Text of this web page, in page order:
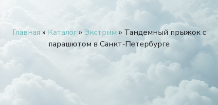
Главная » Каталог»Экстрим » Тандемный прыжок с
парашютом в Санкт-Петербурге